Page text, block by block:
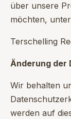
über unsere
möchten,
Terschelling
Änderung der
Wir behalten
werden auf